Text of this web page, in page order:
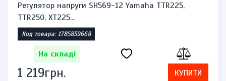
Підшипник бендикса, обгінної муфти стартера
мотоцикла Y...
Код товара: 1785857421
На складі
1 840грн. КУПИТИ